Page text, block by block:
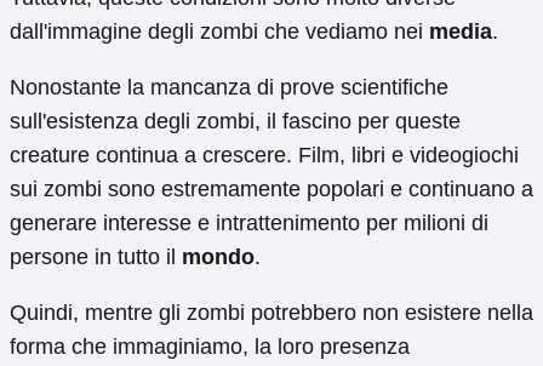
dall'immagine degli zombi che vediamo nei media.
Nonostante la mancanza di prove scientifiche
sull'esistenza degli zombi, il fascino per queste
creature continua a crescere. Film, libri e videogiochi
sui zombi sono estremamente popolari e continuano a
generare interesse e intrattenimento per milioni di
persone in tutto il mondo.
Quindi, mentre gli zombi potrebbero non esistere nella
forma che immaginiamo, la loro presenza